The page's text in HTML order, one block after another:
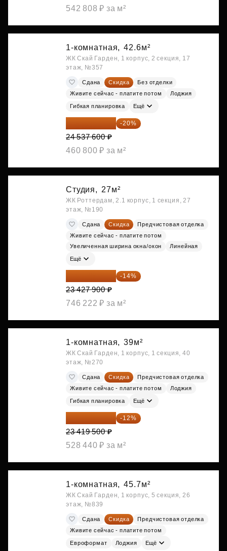
542 808 ₽ за м²
1-комнатная, 42.6м²
ЖК Скай Гарден, 1 корпус, 2 секция, 17
этаж, №357
Сдана Скидка
Без отделки
Живите сейчас - платите потом
Лоджия
Гибкая планировка Ещё
19 630 080 ₽ -20%
24 537 600 ₽
460 800 ₽ за м²
Студия, 27м²
ЖК Роттердам, 2.1 корпус, 1 секция, 27
этаж, №190
Сдана Скидка
Предчистовая отделка
Живите сейчас - платите потом
Увеличенная ширина окна/окон
Линейная
Ещё
20 147 994 ₽ -14%
23 427 900 ₽
746 222 ₽ за м²
1-комнатная, 39м²
ЖК Скай Гарден, 1 корпус, 1 секция, 40
этаж, №270
Сдана Скидка
Предчистовая отделка
Живите сейчас - платите потом
Лоджия
Гибкая планировка Ещё
20 609 160 ₽ -12%
23 419 500 ₽
528 440 ₽ за м²
1-комнатная, 45.7м²
ЖК Скай Гарден, 1 корпус, 5 секция, 26
этаж, №839
Сдана Скидка
Предчистовая отделка
Живите сейчас - платите потом
Евроформат Лоджия Ещё